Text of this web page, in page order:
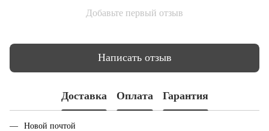
Добавьте первый отзыв
Написать отзыв
Доставка Оплата Гарантия
Новой почтой